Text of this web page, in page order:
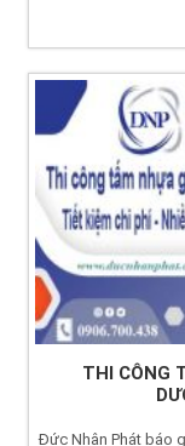
THI CÔNG
Đức Nhân Phát báo